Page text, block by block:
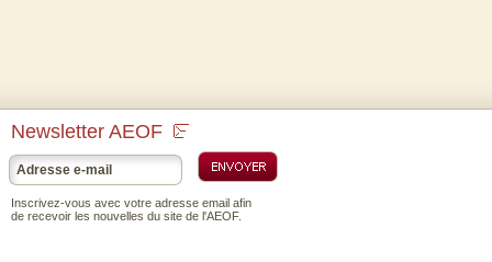
Newsletter AEOF
Inscrivez-vous avec votre adresse email afin
de recevoir les nouvelles du site de l'AEOF.